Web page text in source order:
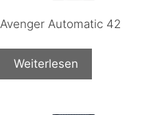
Avenger Automatic 42
Weiterlesen